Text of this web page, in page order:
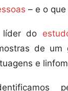
– e o
do
de um
e